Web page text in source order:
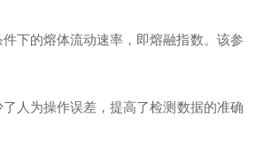
下的熔体流动速率，即熔融指数。该参
人为操作误差，提高了检测数据的准确